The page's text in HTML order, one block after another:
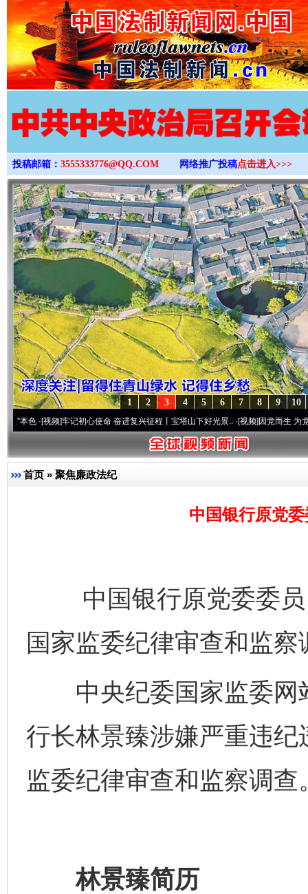
>
投稿邮箱： 3555333776@QQ.COM 网络推广投稿点击进入>>>
10
9
8
7
6
5
4
3
2
1
频]牢记初心使命 奋进复兴征程丨宝塔山下好光景..·[视频]因党而生 为党而战——
首页 » 聚焦廉政法纪
中国银行原党
中国银行原党委委员
国家监委纪律审查和监察
中央纪委国家监委网
行长林景臻涉嫌严重违
监委纪律审查和监察调查
林景臻简历